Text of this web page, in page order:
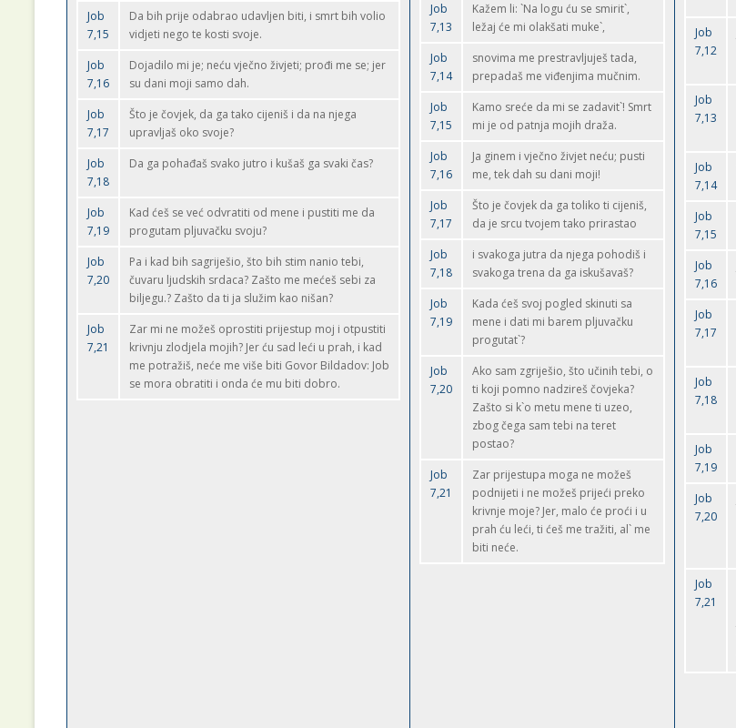
Job
7,15
Da bih prije odabrao udavljen biti, i smrt bih volio
vidjeti nego te kosti svoje.
Job
7,16
Dojadilo mi je; neću vječno živjeti; prođi me se; jer
su dani moji samo dah.
Job
7,17
Što je čovjek, da ga tako cijeniš i da na njega
upravljaš oko svoje?
Job
7,18
Da ga pohađaš svako jutro i kušaš ga svaki čas?
Job
7,19
Kad ćeš se već odvratiti od mene i pustiti me da
progutam pljuvačku svoju?
Job
7,20
Pa i kad bih sagriješio, što bih stim nanio tebi,
čuvaru ljudskih srdaca? Zašto me mećeš sebi za
biljegu.? Zašto da ti ja služim kao nišan?
Job
7,21
Zar mi ne možeš oprostiti prijestup moj i otpustiti
krivnju zlodjela mojih? Jer ću sad leći u prah, i kad
me potražiš, neće me više biti Govor Bildadov: Job
se mora obratiti i onda će mu biti dobro.
Job
7,13
Kažem li: `Na logu ću se smirit`,
ležaj će mi olakšati muke`,
Job
7,14
snovima me prestravljuješ tada,
prepadaš me viđenjima mučnim.
Job
7,15
Kamo sreće da mi se zadavit`! Smrt
mi je od patnja mojih draža.
Job
7,16
Ja ginem i vječno živjet neću; pusti
me, tek dah su dani moji!
Job
7,17
Što je čovjek da ga toliko ti cijeniš,
da je srcu tvojem tako prirastao
Job
7,18
i svakoga jutra da njega pohodiš i
svakoga trena da ga iskušavaš?
Job
7,19
Kada ćeš svoj pogled skinuti sa
mene i dati mi barem pljuvačku
progutat`?
Job
7,20
Ako sam zgriješio, što učinih tebi, o
ti koji pomno nadzireš čovjeka?
Zašto si k`o metu mene ti uzeo,
zbog čega sam tebi na teret
postao?
Job
7,21
Zar prijestupa moga ne možeš
podnijeti i ne možeš prijeći preko
krivnje moje? Jer, malo će proći i u
prah ću leći, ti ćeš me tražiti, al` me
biti neće.
Job
7,12
Job
7,13
Job
7,14
Job
7,15
Job
7,16
Job
7,17
Job
7,18
Job
7,19
Job
7,20
Job
7,21